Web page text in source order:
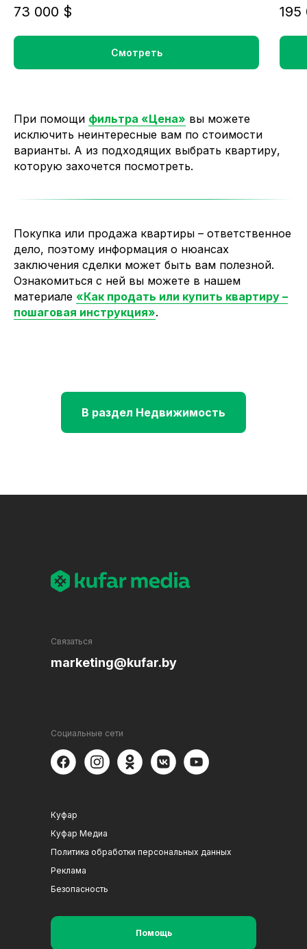
73 000 $
Смотреть
195
При помощи фильтра «Цена» вы можете
исключить неинтересные вам по стоимости
варианты. А из подходящих выбрать квартиру,
которую захочется посмотреть.
Покупка или продажа квартиры – ответственное
дело, поэтому информация о нюансах
заключения сделки может быть вам полезной.
Ознакомиться с ней вы можете в нашем
материале «Как продать или купить квартиру –
пошаговая инструкция».
В раздел Недвижимость
Социальные сети
marketing@kufar.by
Связаться
Безопасность
Реклама
Политика обработки персональных данных
Куфар Медиа
Куфар
Помощь